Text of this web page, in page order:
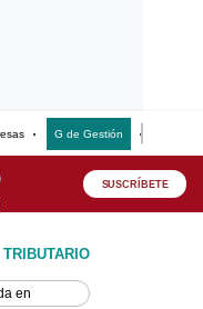
G de Gestión
SUSCRÍBETE
en